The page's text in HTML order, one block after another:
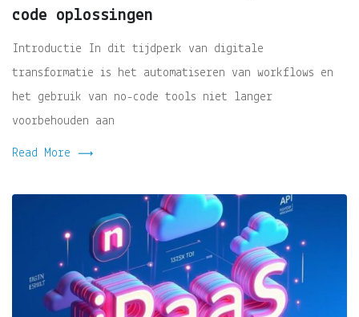
code oplossingen
Introductie In dit tijdperk van digitale
transformatie is het automatiseren van workflows en
het gebruik van no-code tools niet langer
voorbehouden aan
Read More